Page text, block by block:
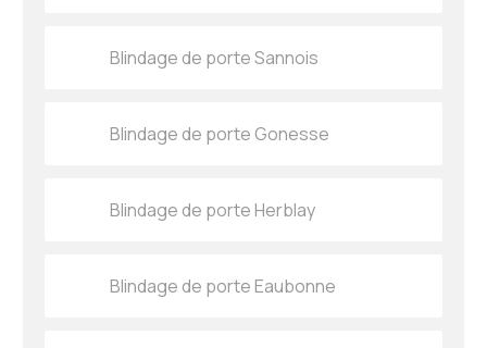
Blindage de porte Sannois
Blindage de porte Gonesse
Blindage de porte Herblay
Blindage de porte Eaubonne